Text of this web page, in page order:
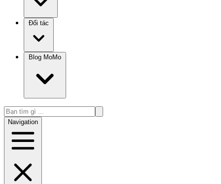
Đối tác
Blog MoMo
Navigation